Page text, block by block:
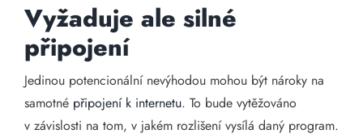
Vyžaduje ale silné
připojení
Jedinou potencionální nevýhodou mohou být nároky na
samotné připojení k internetu. To bude vytěžováno
v závislosti na tom, v jakém rozlišení vysílá daný program.